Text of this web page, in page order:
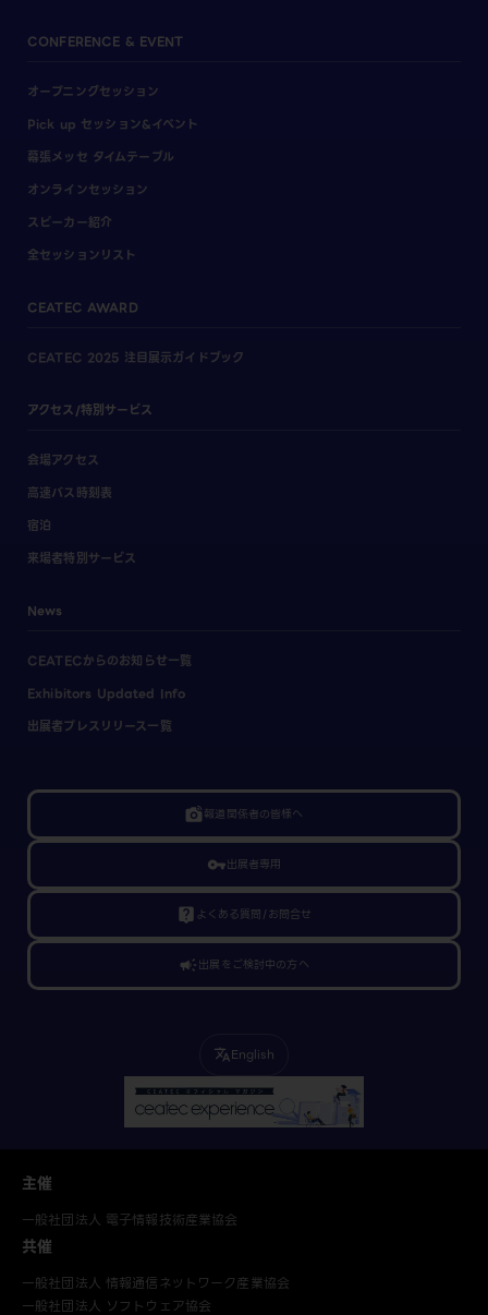
CONFERENCE & EVENT
オープニングセッション
Pick up セッション&イベント
幕張メッセ タイムテーブル
オンラインセッション
スピーカー紹介
全セッションリスト
CEATEC AWARD
CEATEC 2025 注目展示ガイドブック
アクセス/特別サービス
会場アクセス
高速バス時刻表
宿泊
来場者特別サービス
News
CEATECからのお知らせ一覧
Exhibitors Updated Info
出展者プレスリリース一覧
linked_camera報道関係者の皆様へ
vpn_key出展者専用
live_help よくある質問/お問合せ
campaign出展をご検討中の方へ
translateEnglish
主催
一般社団法人 電子情報技術産業協会
共催
一般社団法人 情報通信ネットワーク産業協会
一般社団法人 ソフトウェア協会